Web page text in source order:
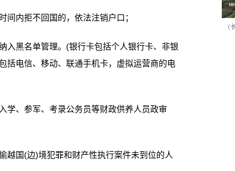
内拒不回国的，依法注销户口；
黑名单管理。(银行卡包括个人银行卡、非银
括电信、移动、联通手机卡，虚拟运营商的电
、参军、考录公务员等财政供养人员政审
国(边)境犯罪和财产性执行案件未到位的人